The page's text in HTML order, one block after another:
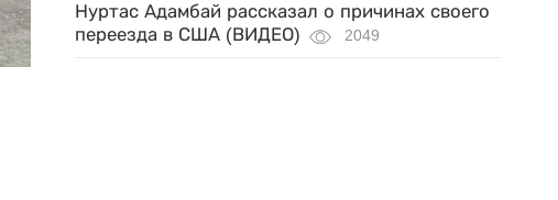
Нуртас Адамбай рассказал о причинах своего
переезда в США (ВИДЕО)
2049